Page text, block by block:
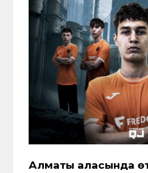
Алматы қаласында